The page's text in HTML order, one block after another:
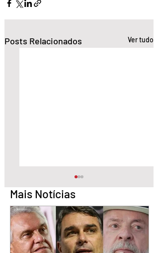
Posts Relacionados Ver tudo
Mais Notícias